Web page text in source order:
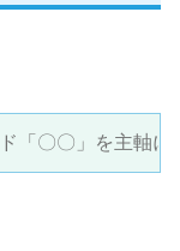
「〇〇」を主軸